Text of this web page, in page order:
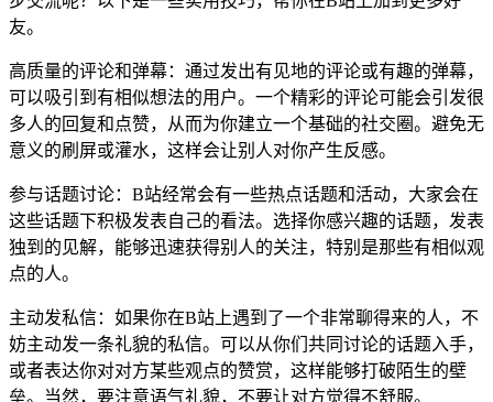
友。
高质量的评论和弹幕：通过发出有见地的评论或有趣的弹幕，
可以吸引到有相似想法的用户。一个精彩的评论可能会引发很
多人的回复和点赞，从而为你建立一个基础的社交圈。避免无
意义的刷屏或灌水，这样会让别人对你产生反感。
参与话题讨论：B站经常会有一些热点话题和活动，大家会在
这些话题下积极发表自己的看法。选择你感兴趣的话题，发表
独到的见解，能够迅速获得别人的关注，特别是那些有相似观
点的人。
主动发私信：如果你在B站上遇到了一个非常聊得来的人，不
妨主动发一条礼貌的私信。可以从你们共同讨论的话题入手，
或者表达你对对方某些观点的赞赏，这样能够打破陌生的壁
垒。当然，要注意语气礼貌，不要让对方觉得不舒服。